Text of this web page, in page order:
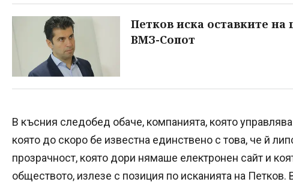
Петков иска оставките
ВМЗ-Сопот
В късния следобед обаче, компанията, която
която до скоро бе известна единствено с това, че й
прозрачност, която дори нямаше електронен сайт и
обществото, излезе с позиция по исканията на Петков.